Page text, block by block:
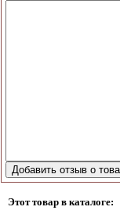
Этот товар в каталоге: